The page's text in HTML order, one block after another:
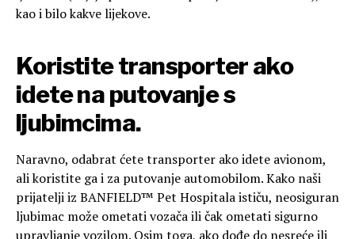
kao i bilo kakve lijekove.
Koristite transporter ako
idete na putovanje s
ljubimcima.
Naravno, odabrat ćete transporter ako idete avionom,
ali koristite ga i za putovanje automobilom. Kako naši
prijatelji iz BANFIELD™ Pet Hospitala ističu, neosiguran
ljubimac može ometati vozača ili čak ometati sigurno
upravljanje vozilom. Osim toga, ako dođe do nesreće ili